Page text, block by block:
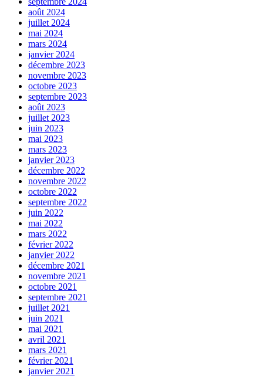
août 2024
juillet 2024
mai 2024
mars 2024
janvier 2024
décembre 2023
novembre 2023
octobre 2023
septembre 2023
août 2023
juillet 2023
juin 2023
mai 2023
mars 2023
janvier 2023
décembre 2022
novembre 2022
octobre 2022
septembre 2022
juin 2022
mai 2022
mars 2022
février 2022
janvier 2022
décembre 2021
novembre 2021
octobre 2021
septembre 2021
juillet 2021
juin 2021
mai 2021
avril 2021
mars 2021
février 2021
janvier 2021